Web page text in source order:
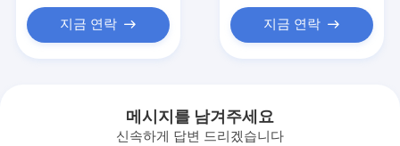
지금 연락 지금 연락
메시지를 남겨주세요
신속하게 답변 드리겠습니다